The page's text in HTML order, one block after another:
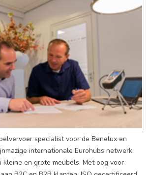
specialist voor de Benelux en
internationale Eurohubs netwerk
en grote meubels. Met oog voor